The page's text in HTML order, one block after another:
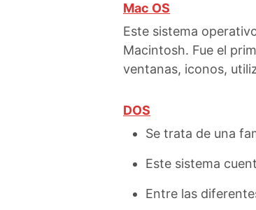
Mac OS
Este sistema
Macintosh. Fue el
ventanas, iconos,
DOS
Se trata de una
Este sistema
Entre las